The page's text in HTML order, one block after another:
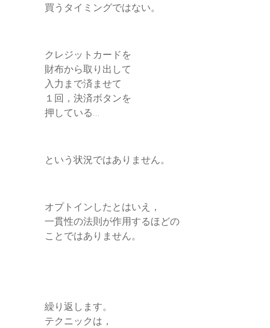
買うタイミングではない。
クレジットカードを
財布から取り出して
入力まで済ませて
１回，決済ボタンを
押している…
という状況ではありません。
オプトインしたとはいえ，
一貫性の法則が作用するほどの
ことではありません。
繰り返します。
テクニックは，